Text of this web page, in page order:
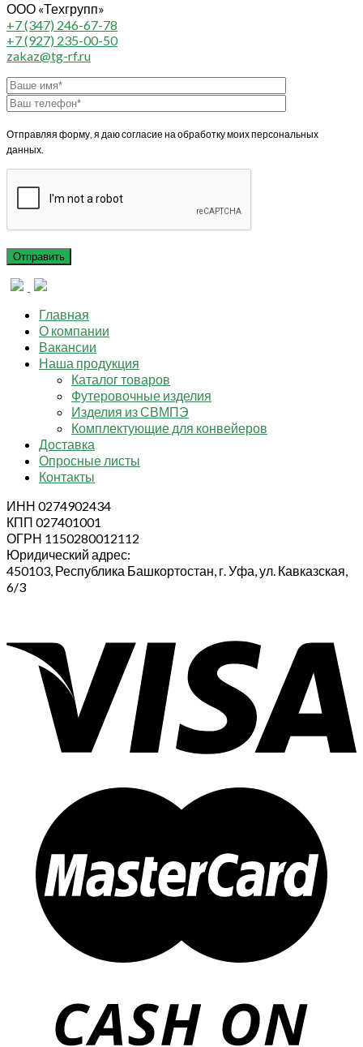
ООО «Техгрупп»
+7 (347) 246-67-78
+7 (927) 235-00-50
zakaz@tg-rf.ru
Отправляя форму, я даю согласие на обработку моих персональных
данных.
Главная
О компании
Вакансии
Наша продукция
Каталог товаров
Футеровочные изделия
Изделия из СВМПЭ
Комплектующие для конвейеров
Доставка
Опросные листы
Контакты
ИНН 0274902434
КПП 027401001
ОГРН 1150280012112
Юридический адрес:
450103, Республика Башкортостан, г. Уфа, ул. Кавказская,
6/3